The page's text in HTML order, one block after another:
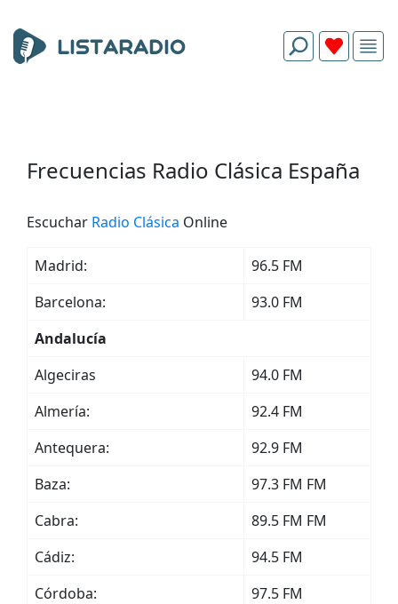
Frecuencias Radio Clásica España
Escuchar Radio Clásica Online
Madrid:
96.5 FM
Barcelona:
93.0 FM
Andalucía
Algeciras
94.0 FM
Almería:
92.4 FM
Antequera:
92.9 FM
Baza:
97.3 FM FM
Cabra:
89.5 FM FM
Cádiz:
94.5 FM
Córdoba:
97.5 FM